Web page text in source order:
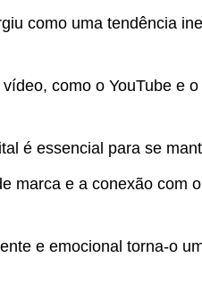
como uma tendência
como o YouTube
é essencial para se
marca e a conexão com
e emocional torna-o